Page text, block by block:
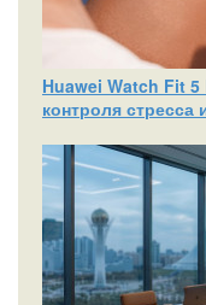
Huawei Watch Fit
контроля